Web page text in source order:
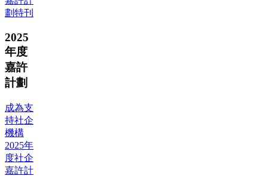
劃特刊
2025
年度
嘉許
計劃
成為支
持社企
機構
2025年
度社企
嘉許計